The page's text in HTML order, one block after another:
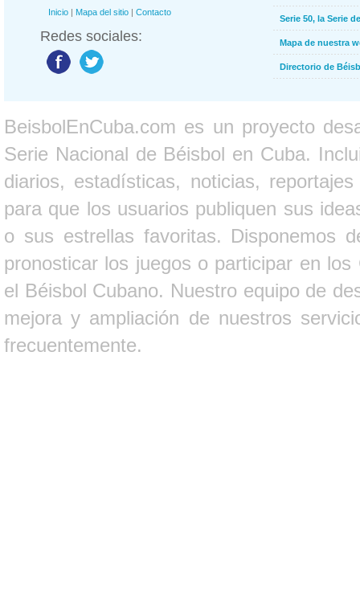
Inicio | Mapa del sitio | Contacto
Redes sociales:
Serie 50, la Serie
Mapa de nuestra
Directorio de
BeisbolEnCuba.com es un proyecto
Serie Nacional de Béisbol en Cuba.
diarios, estadísticas, noticias,
para que los usuarios publiquen sus
o sus estrellas favoritas. Disponemos
pronosticar los juegos o participar en
el Béisbol Cubano. Nuestro equipo de
mejora y ampliación de nuestros
frecuentemente.